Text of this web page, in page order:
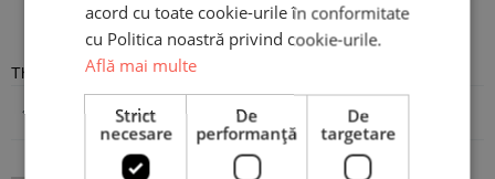
Recenzii
There are no reviews yet
Adaugă o recenzie
acord cu toate cookie-urile în conformitate
cu Politica noastră privind cookie-urile.
Află mai multe
Strict
necesare
De
performanță
De
targetare